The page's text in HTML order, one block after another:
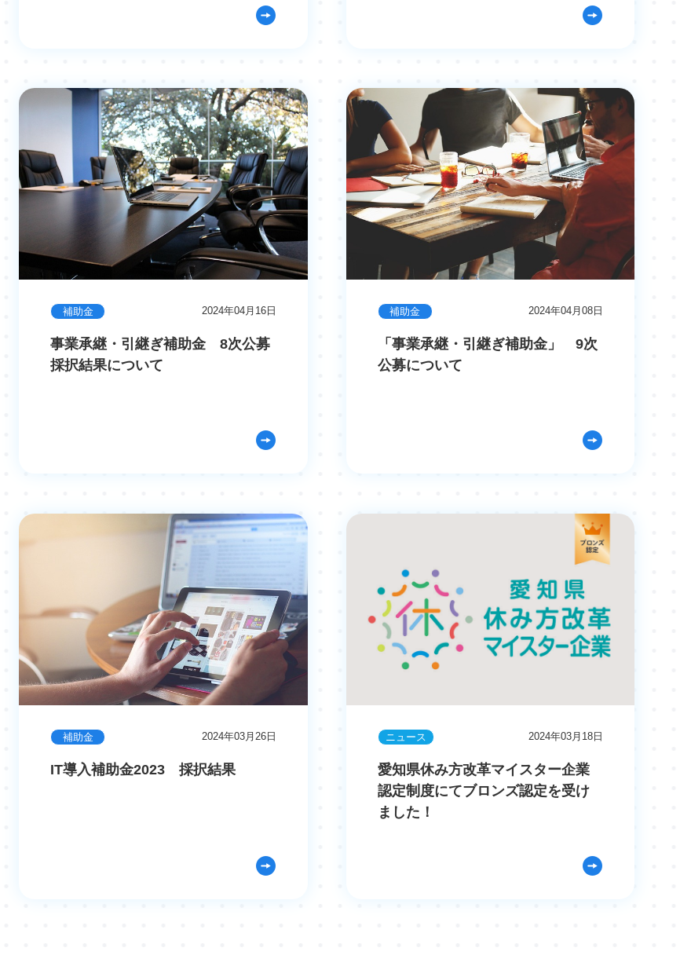
補助金 2024年04月16日
事業承継・引継ぎ補助金 8次公募
採択結果について
補助金 2024年04月08日
「事業承継・引継ぎ補助金」 9次
公募について
補助金 2024年03月26日
IT導入補助金2023 採択結果
ニュース 2024年03月18日
愛知県休み方改革マイスター企業
認定制度にてブロンズ認定を受け
ました！